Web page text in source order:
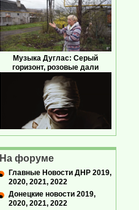
Музыка Дуглас: Серый
горизонт, розовые дали
На форуме
Главные Новости ДНР 2019,
2020, 2021, 2022
Донецкие новости 2019,
2020, 2021, 2022